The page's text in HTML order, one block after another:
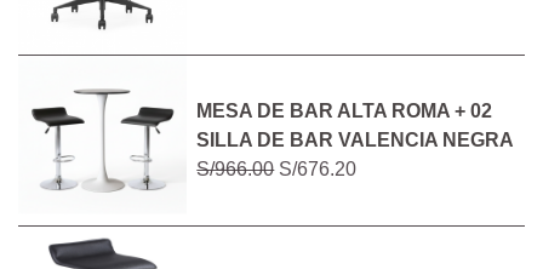
MESA DE BAR ALTA ROMA + 02
SILLA DE BAR VALENCIA NEGRA
S/966.00S/676.20